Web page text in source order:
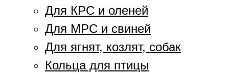
Для КРС и оленей
Для МРС и свиней
Для ягнят, козлят, собак
Кольца для птицы